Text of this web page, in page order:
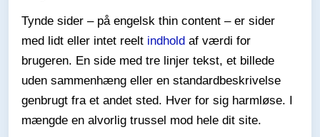
Tynde sider – på engelsk thin content – er sider
med lidt eller intet reelt indhold af værdi for
brugeren. En side med tre linjer tekst, et billede
uden sammenhæng eller en standardbeskrivelse
genbrugt fra et andet sted. Hver for sig harmløse. I
mængde en alvorlig trussel mod hele dit site.